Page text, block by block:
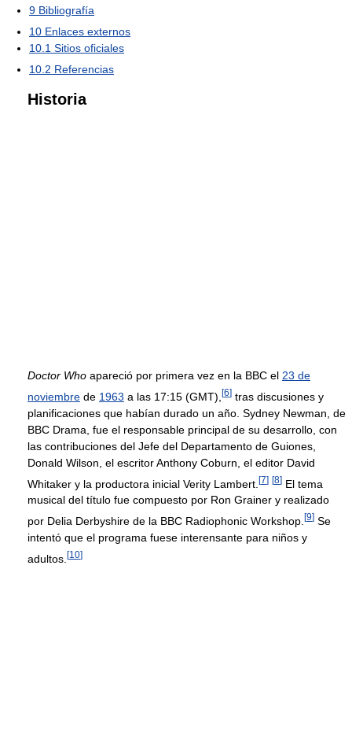
9 Bibliografía
10 Enlaces externos
10.1 Sitios oficiales
10.2 Referencias
Historia
Doctor Who apareció por primera vez en la BBC el 23 de
noviembre de 1963 a las 17:15 (GMT), [6] tras discusiones y
planificaciones que habían durado un año. Sydney Newman, de
BBC Drama, fue el responsable principal de su desarrollo, con
las contribuciones del Jefe del Departamento de Guiones,
Donald Wilson, el escritor Anthony Coburn, el editor David
Whitaker y la productora inicial Verity Lambert. [7] [8] El tema
musical del título fue compuesto por Ron Grainer y realizado
por Delia Derbyshire de la BBC Radiophonic Workshop. [9] Se
intentó que el programa fuese interensante para niños y
adultos. [10]